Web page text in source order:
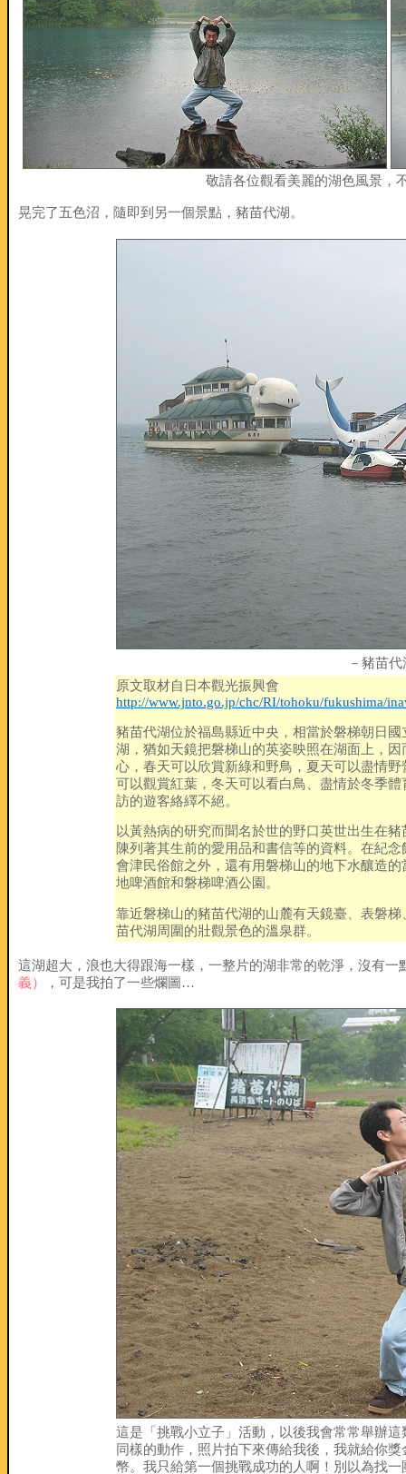
敬請各位觀看美麗的湖色風景，
晃完了五色沼，隨即到另一個景點，豬苗代湖。
－豬苗
原文取材自日本觀光振興會
http://www.jnto.go.jp/chc/RI/tohoku/fukushima/
豬苗代湖位於福島縣近中央，相當於磐梯朝日
湖，猶如天鏡把磐梯山的英姿映照在湖面上，
心，春天可以欣賞新綠和野鳥，夏天可以盡情
可以觀賞紅葉，冬天可以看白鳥、盡情於冬季
訪的遊客絡繹不絕。
以黃熱病的研究而聞名於世的野口英世出生在
陳列著其生前的愛用品和書信等的資料。在紀
會津民俗館之外，還有用磐梯山的地下水釀造
地啤酒館和磐梯啤酒公園。
靠近磐梯山的豬苗代湖的山麓有天鏡臺、表磐
苗代湖周圍的壯觀景色的溫泉群。
這湖超大，浪也大得跟海一樣，一整片的湖非常的乾淨，沒有一
義）
，可是我拍了一些爛圖…
這是「挑戰小立子」活動，以後我會常常舉辦
同樣的動作，照片拍下來傳給我後，我就給你
幣。我只給第一個挑戰成功的人啊！別以為找